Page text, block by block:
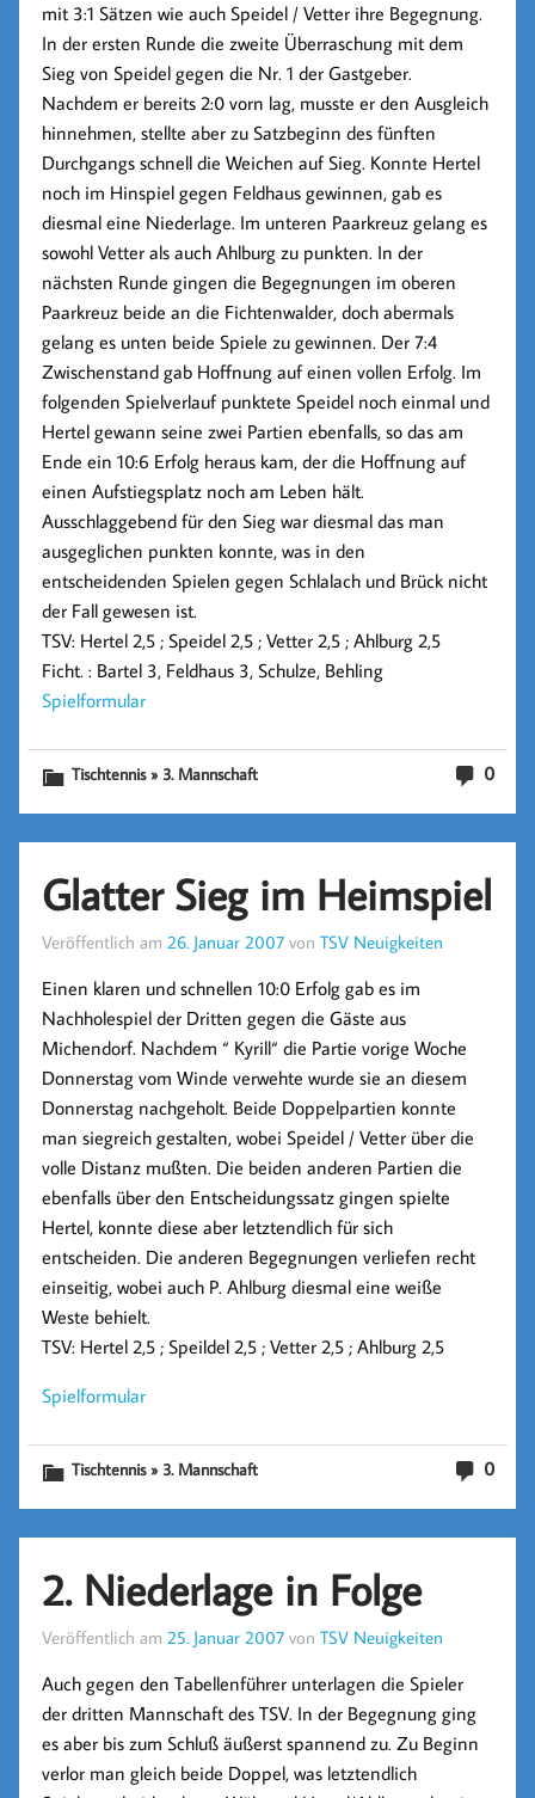
mit 3:1 Sätzen wie auch Speidel / Vetter ihre Begegnung.
In der ersten Runde die zweite Überraschung mit dem
Sieg von Speidel gegen die Nr. 1 der Gastgeber.
Nachdem er bereits 2:0 vorn lag, musste er den Ausgleich
hinnehmen, stellte aber zu Satzbeginn des fünften
Durchgangs schnell die Weichen auf Sieg. Konnte Hertel
noch im Hinspiel gegen Feldhaus gewinnen, gab es
diesmal eine Niederlage. Im unteren Paarkreuz gelang es
sowohl Vetter als auch Ahlburg zu punkten. In der
nächsten Runde gingen die Begegnungen im oberen
Paarkreuz beide an die Fichtenwalder, doch abermals
gelang es unten beide Spiele zu gewinnen. Der 7:4
Zwischenstand gab Hoffnung auf einen vollen Erfolg. Im
folgenden Spielverlauf punktete Speidel noch einmal und
Hertel gewann seine zwei Partien ebenfalls, so das am
Ende ein 10:6 Erfolg heraus kam, der die Hoffnung auf
einen Aufstiegsplatz noch am Leben hält.
Ausschlaggebend für den Sieg war diesmal das man
ausgeglichen punkten konnte, was in den
entscheidenden Spielen gegen Schlalach und Brück nicht
der Fall gewesen ist.
TSV: Hertel 2,5 ; Speidel 2,5 ; Vetter 2,5 ; Ahlburg 2,5
Ficht. : Bartel 3, Feldhaus 3, Schulze, Behling
Spielformular
0
Tischtennis » 3. Mannschaft
Glatter Sieg im Heimspiel
Veröffentlich am26. Januar 2007 vonTSV Neuigkeiten
Einen klaren und schnellen 10:0 Erfolg gab es im
Nachholespiel der Dritten gegen die Gäste aus
Michendorf. Nachdem “ Kyrill“ die Partie vorige Woche
Donnerstag vom Winde verwehte wurde sie an diesem
Donnerstag nachgeholt. Beide Doppelpartien konnte
man siegreich gestalten, wobei Speidel / Vetter über die
volle Distanz mußten. Die beiden anderen Partien die
ebenfalls über den Entscheidungssatz gingen spielte
Hertel, konnte diese aber letztendlich für sich
entscheiden. Die anderen Begegnungen verliefen recht
einseitig, wobei auch P. Ahlburg diesmal eine weiße
Weste behielt.
TSV: Hertel 2,5 ; Speildel 2,5 ; Vetter 2,5 ; Ahlburg 2,5
Spielformular
0
Tischtennis » 3. Mannschaft
2. Niederlage in Folge
Veröffentlich am 25. Januar 2007 vonTSV Neuigkeiten
Auch gegen den Tabellenführer unterlagen die Spieler
der dritten Mannschaft des TSV. In der Begegnung ging
es aber bis zum Schluß äußerst spannend zu. Zu Beginn
verlor man gleich beide Doppel, was letztendlich